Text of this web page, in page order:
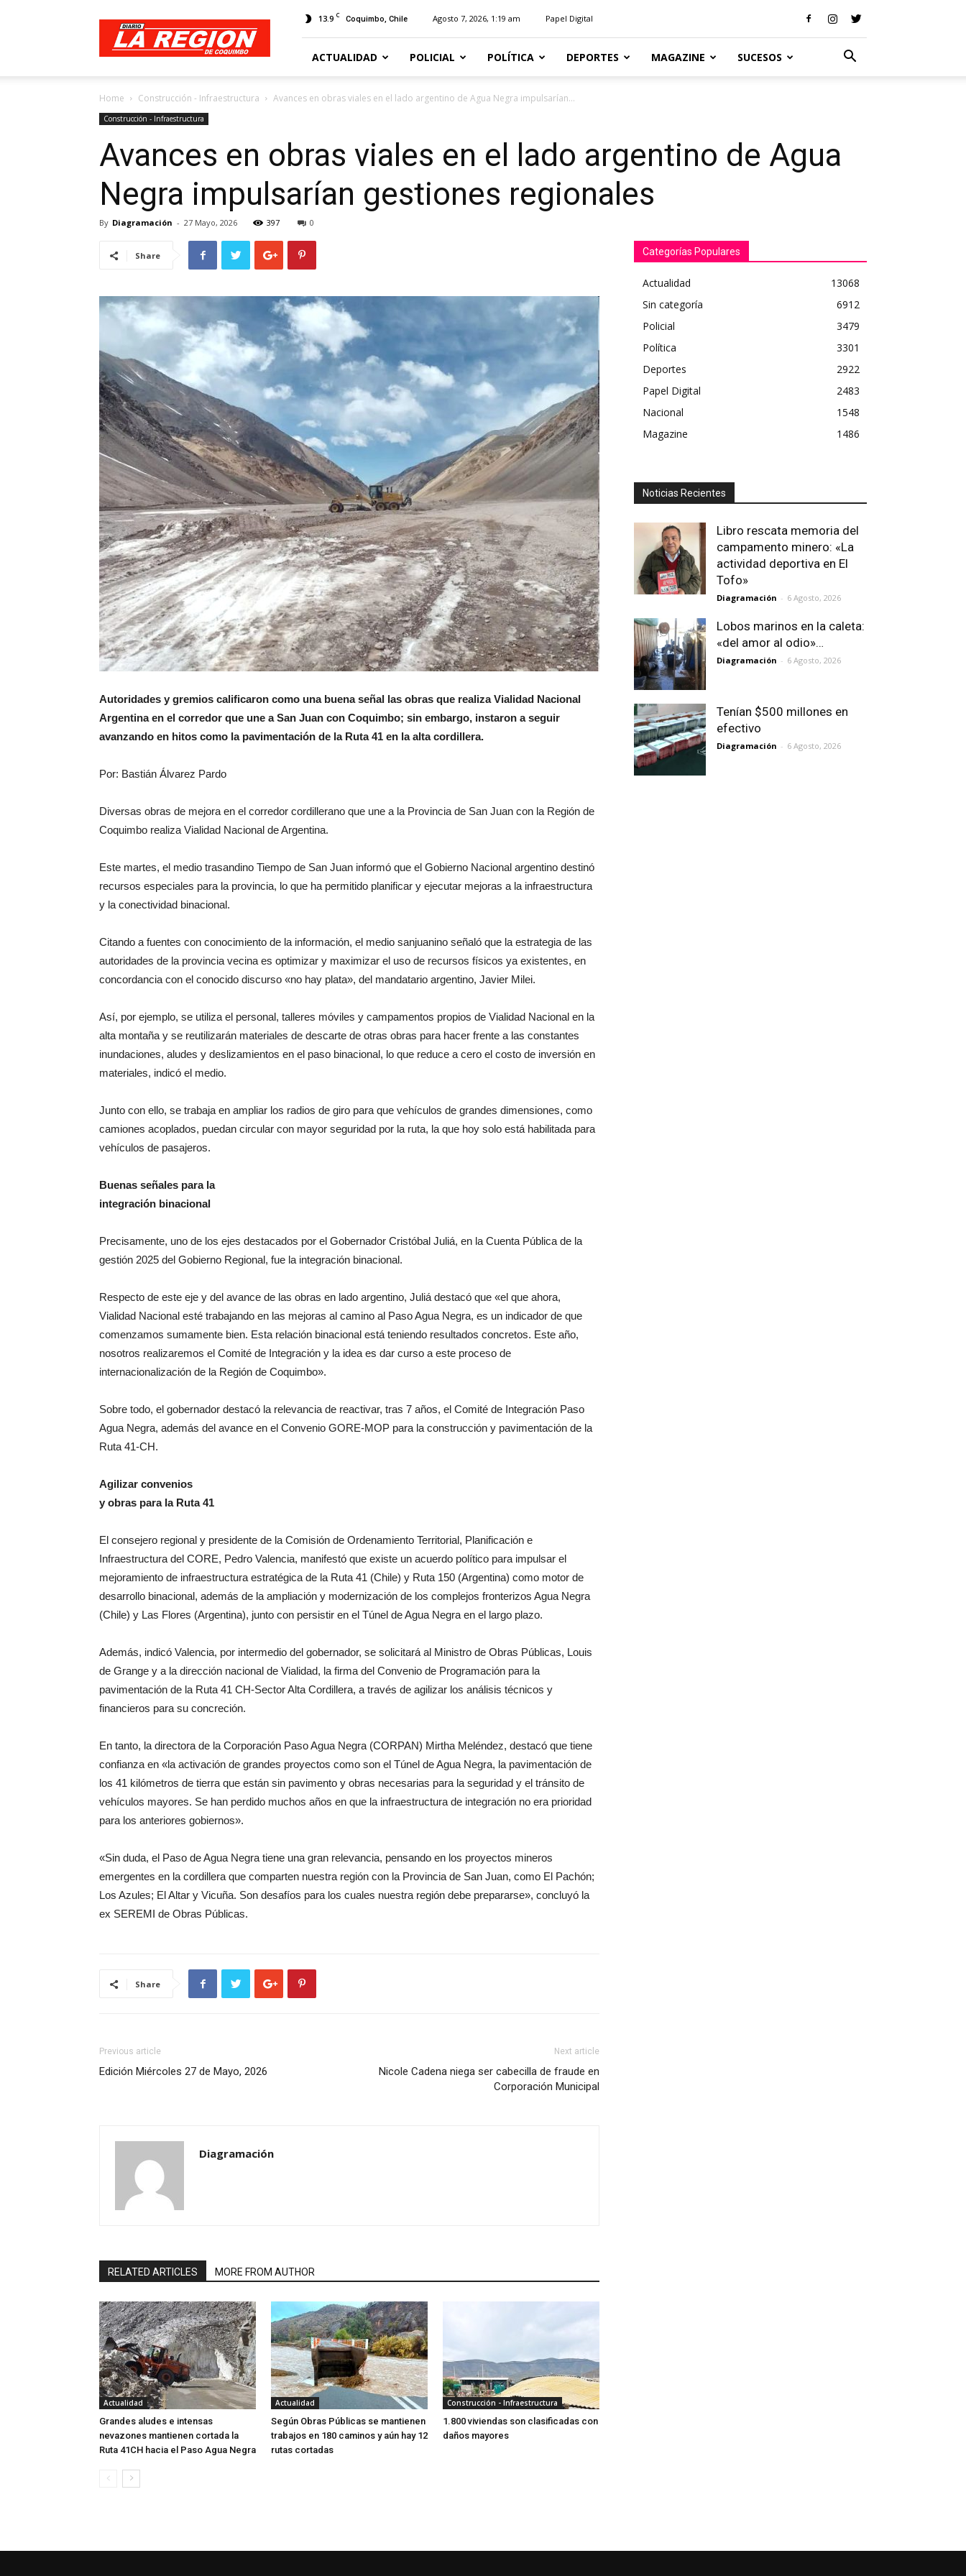
Diario
Región
13.9 C Coquimbo, Chile Agosto 7, 2026, 1:19 am Papel Digital
ACTUALIDAD POLICIAL POLÍTICA DEPORTES MAGAZINE SUCESOS
Home Construcción - Infraestructura Avances en obras viales en el lado argentino de Agua Negra impulsarían...
Construcción - Infraestructura
Avances en obras viales en el lado argentino de Agua
Negra impulsarían gestiones regionales
By Diagramación - 27 Mayo, 2026 397 0
Share
Autoridades y gremios calificaron como una buena señal las obras que realiza Vialidad Nacional
Argentina en el corredor que une a San Juan con Coquimbo; sin embargo, instaron a seguir
avanzando en hitos como la pavimentación de la Ruta 41 en la alta cordillera.
Por: Bastián Álvarez Pardo
Diversas obras de mejora en el corredor cordillerano que une a la Provincia de San Juan con la Región de
Coquimbo realiza Vialidad Nacional de Argentina.
Este martes, el medio trasandino Tiempo de San Juan informó que el Gobierno Nacional argentino destinó
recursos especiales para la provincia, lo que ha permitido planificar y ejecutar mejoras a la infraestructura
y la conectividad binacional.
Citando a fuentes con conocimiento de la información, el medio sanjuanino señaló que la estrategia de las
autoridades de la provincia vecina es optimizar y maximizar el uso de recursos físicos ya existentes, en
concordancia con el conocido discurso «no hay plata», del mandatario argentino, Javier Milei.
Así, por ejemplo, se utiliza el personal, talleres móviles y campamentos propios de Vialidad Nacional en la
alta montaña y se reutilizarán materiales de descarte de otras obras para hacer frente a las constantes
inundaciones, aludes y deslizamientos en el paso binacional, lo que reduce a cero el costo de inversión en
materiales, indicó el medio.
Junto con ello, se trabaja en ampliar los radios de giro para que vehículos de grandes dimensiones, como
camiones acoplados, puedan circular con mayor seguridad por la ruta, la que hoy solo está habilitada para
vehículos de pasajeros.
Buenas señales para la
integración binacional
Precisamente, uno de los ejes destacados por el Gobernador Cristóbal Juliá, en la Cuenta Pública de la
gestión 2025 del Gobierno Regional, fue la integración binacional.
Respecto de este eje y del avance de las obras en lado argentino, Juliá destacó que «el que ahora,
Vialidad Nacional esté trabajando en las mejoras al camino al Paso Agua Negra, es un indicador de que
comenzamos sumamente bien. Esta relación binacional está teniendo resultados concretos. Este año,
nosotros realizaremos el Comité de Integración y la idea es dar curso a este proceso de
internacionalización de la Región de Coquimbo».
Sobre todo, el gobernador destacó la relevancia de reactivar, tras 7 años, el Comité de Integración Paso
Agua Negra, además del avance en el Convenio GORE-MOP para la construcción y pavimentación de la
Ruta 41-CH.
Agilizar convenios
y obras para la Ruta 41
El consejero regional y presidente de la Comisión de Ordenamiento Territorial, Planificación e
Infraestructura del CORE, Pedro Valencia, manifestó que existe un acuerdo político para impulsar el
mejoramiento de infraestructura estratégica de la Ruta 41 (Chile) y Ruta 150 (Argentina) como motor de
desarrollo binacional, además de la ampliación y modernización de los complejos fronterizos Agua Negra
(Chile) y Las Flores (Argentina), junto con persistir en el Túnel de Agua Negra en el largo plazo.
Además, indicó Valencia, por intermedio del gobernador, se solicitará al Ministro de Obras Públicas, Louis
de Grange y a la dirección nacional de Vialidad, la firma del Convenio de Programación para la
pavimentación de la Ruta 41 CH-Sector Alta Cordillera, a través de agilizar los análisis técnicos y
financieros para su concreción.
En tanto, la directora de la Corporación Paso Agua Negra (CORPAN) Mirtha Meléndez, destacó que tiene
confianza en «la activación de grandes proyectos como son el Túnel de Agua Negra, la pavimentación de
los 41 kilómetros de tierra que están sin pavimento y obras necesarias para la seguridad y el tránsito de
vehículos mayores. Se han perdido muchos años en que la infraestructura de integración no era prioridad
para los anteriores gobiernos».
«Sin duda, el Paso de Agua Negra tiene una gran relevancia, pensando en los proyectos mineros
emergentes en la cordillera que comparten nuestra región con la Provincia de San Juan, como El Pachón;
Los Azules; El Altar y Vicuña. Son desafíos para los cuales nuestra región debe prepararse», concluyó la
ex SEREMI de Obras Públicas.
Share
Previous article
Edición Miércoles 27 de Mayo, 2026
Next article
Nicole Cadena niega ser cabecilla de fraude en
Corporación Municipal
Diagramación
RELATED ARTICLES MORE FROM AUTHOR
Actualidad
Grandes aludes e intensas
nevazones mantienen cortada la
Ruta 41CH hacia el Paso Agua Negra
Actualidad
Según Obras Públicas se mantienen
trabajos en 180 caminos y aún hay 12
rutas cortadas
Construcción - Infraestructura
1.800 viviendas son clasificadas con
daños mayores
Categorías Populares
Actualidad
13068
Sin categoría
6912
Policial
3479
Política
3301
Deportes
2922
Papel Digital
2483
Nacional
1548
Magazine
1486
Noticias Recientes
Libro rescata memoria del
campamento minero: «La
actividad deportiva en El
Tofo»
Diagramación - 6 Agosto, 2026
Lobos marinos en la caleta:
«del amor al odio»…
Diagramación - 6 Agosto, 2026
Tenían $500 millones en
efectivo
Diagramación - 6 Agosto, 2026